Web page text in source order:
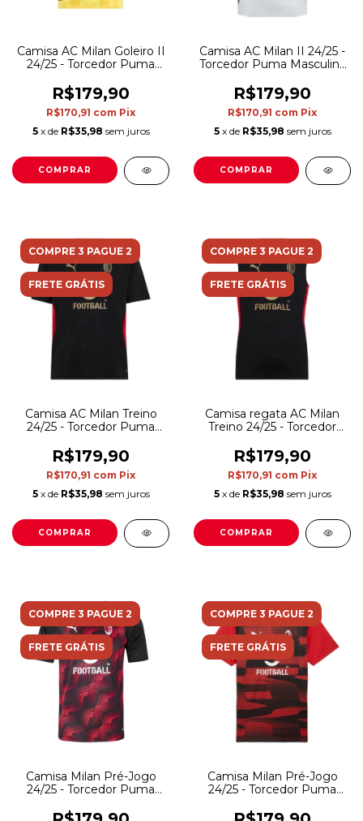
Camisa AC Milan Goleiro II
24/25 - Torcedor Puma
detalhes em preto
R$179,90
R$170,91 com Pix
5 x de R$35,98 sem juros
COMPRAR
Camisa AC Milan II 24/25 -
Torcedor Puma Masculina
R$179,90
R$170,91 com Pix
5 x de R$35,98 sem juros
COMPRAR
COMPRE 3 PAGUE 2
FRETE GRÁTIS
Camisa AC Milan Treino
24/25 - Torcedor Puma
detalhes em vermelho
R$179,90
R$170,91 com Pix
5 x de R$35,98 sem juros
COMPRAR
COMPRE 3 PAGUE 2
FRETE GRÁTIS
Camisa regata AC Milan
Treino 24/25 - Torcedor
com detalhes em
vermelho
R$179,90
R$170,91 com Pix
5 x de R$35,98 sem juros
COMPRAR
COMPRE 3 PAGUE 2
FRETE GRÁTIS
Camisa Milan Pré-Jogo
24/25 - Torcedor Puma
detalhes em vermelho
COMPRE 3 PAGUE 2
FRETE GRÁTIS
Camisa Milan Pré-Jogo
24/25 - Torcedor Puma
detalhes em preto